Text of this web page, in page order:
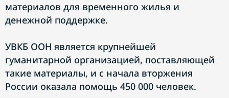
материалов для временного жилья и
денежной поддержке.
УВКБ ООН является крупнейшей
гуманитарной организацией, поставляющей
такие материалы, и с начала вторжения
России оказала помощь 450 000 человек.